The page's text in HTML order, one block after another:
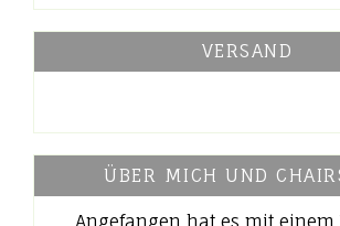
VERSAND
ÜBER MICH UND
Angefangen hat es mit einem